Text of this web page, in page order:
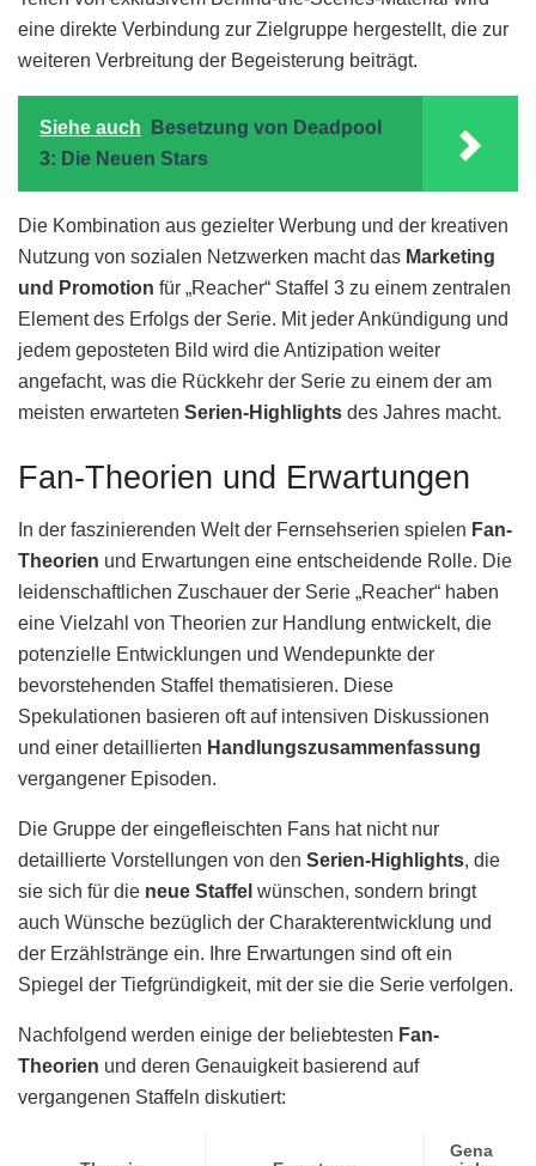
eine direkte Verbindung zur Zielgruppe hergestellt, die zur
weiteren Verbreitung der Begeisterung beiträgt.
Siehe auch
Besetzung von Deadpool
3: Die Neuen Stars
Die Kombination aus gezielter Werbung und der kreativen
Nutzung von sozialen Netzwerken macht das Marketing
und Promotion für „Reacher“ Staffel 3 zu einem zentralen
Element des Erfolgs der Serie. Mit jeder Ankündigung und
jedem geposteten Bild wird die Antizipation weiter
angefacht, was die Rückkehr der Serie zu einem der am
meisten erwarteten Serien-Highlights des Jahres macht.
Fan-Theorien und Erwartungen
In der faszinierenden Welt der Fernsehserien spielen Fan-
Theorien und Erwartungen eine entscheidende Rolle. Die
leidenschaftlichen Zuschauer der Serie „Reacher“ haben
eine Vielzahl von Theorien zur Handlung entwickelt, die
potenzielle Entwicklungen und Wendepunkte der
bevorstehenden Staffel thematisieren. Diese
Spekulationen basieren oft auf intensiven Diskussionen
und einer detaillierten Handlungszusammenfassung
vergangener Episoden.
Die Gruppe der eingefleischten Fans hat nicht nur
detaillierte Vorstellungen von den Serien-Highlights, die
sie sich für die neue Staffel wünschen, sondern bringt
auch Wünsche bezüglich der Charakterentwicklung und
der Erzählstränge ein. Ihre Erwartungen sind oft ein
Spiegel der Tiefgründigkeit, mit der sie die Serie verfolgen.
Nachfolgend werden einige der beliebtesten Fan-
Theorien und deren Genauigkeit basierend auf
vergangenen Staffeln diskutiert:
Gena